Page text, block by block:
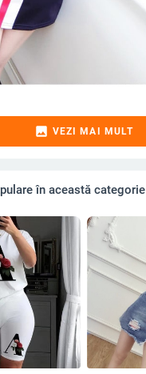
image VEZI MAI MULT
în această categorie